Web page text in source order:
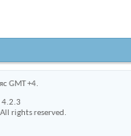
GMT +4.
4.2.3
rights reserved.